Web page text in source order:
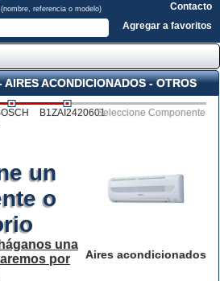
(nombre, referencia o modelo)
Contacto
Agregar a favoritos
ACONDICIONADOS - OTROS
B1ZAI2420601Seleccione Componente
Aires acondicionados
un
o
una
por